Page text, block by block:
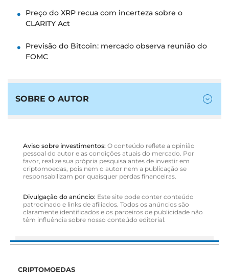
Preço do XRP recua com incerteza sobre o
CLARITY Act
Previsão do Bitcoin: mercado observa reunião do
FOMC
SOBRE O AUTOR
Aviso sobre investimentos: O conteúdo reflete a opinião
pessoal do autor e as condições atuais do mercado. Por
favor, realize sua própria pesquisa antes de investir em
criptomoedas, pois nem o autor nem a publicação se
responsabilizam por quaisquer perdas financeiras.
Divulgação do anúncio: Este site pode conter conteúdo
patrocinado e links de afiliados. Todos os anúncios são
claramente identificados e os parceiros de publicidade não
têm influência sobre nosso conteúdo editorial.
CRIPTOMOEDAS